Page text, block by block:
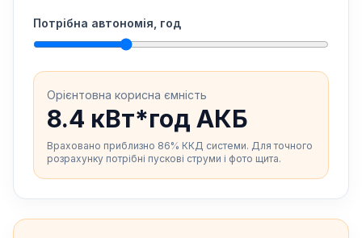
Потрібна автономія, год
Орієнтовна корисна ємність
8.4 кВт*год АКБ
Враховано приблизно 86% ККД системи. Для точного
розрахунку потрібні пускові струми і фото щита.